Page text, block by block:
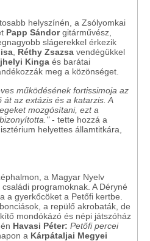
helyszínén, a Zsólyomkai
Papp Sándorgitárművész,
slágerekkel érkezik
Réthy Zsazsa vendégükkel
Kinga és barátai
meg a közönséget.
működésének fortissimoja az
az extázis és a katarzis. A
mozgósítani, ezt a
- tette hozzá a
helyettes államtitkára,
a Magyar Nyelv
programoknak. A Déryné
a gyerkőcöket a Petőfi kertbe.
a repülő akrobaták, de
mondókázó és népi játszóház
Havasi Péter: Petőfi percei
a Kárpátaljai Megyei